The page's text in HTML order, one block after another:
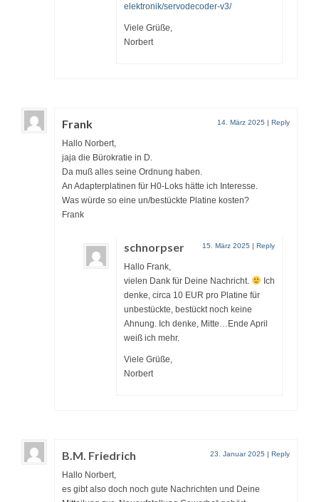
elektronik/servodecoder-v3/
Viele Grüße,
Norbert
Frank 14. März 2025 | Reply
Hallo Norbert,
jaja die Bürokratie in D.
Da muß alles seine Ordnung haben.
An Adapterplatinen für H0-Loks hätte ich Interesse.
Was würde so eine un/bestückte Platine kosten?
Frank
schnorpser 15. März 2025 | Reply
Hallo Frank,
vielen Dank für Deine Nachricht.
Ich
denke, circa 10 EUR pro Platine für
unbestückte, bestückt noch keine
Ahnung. Ich denke, Mitte…Ende April
weiß ich mehr.
Viele Grüße,
Norbert
B.M. Friedrich 23. Januar 2025 | Reply
Hallo Norbert,
es gibt also doch noch gute Nachrichten und Deine